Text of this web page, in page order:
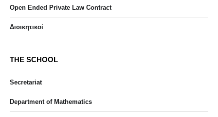
Open Ended Private Law Contract
Διοικητικοί
THE SCHOOL
Secretariat
Department of Mathematics